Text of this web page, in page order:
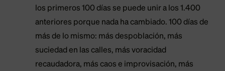
los primeros 100 días se puede unir a los 1.400
anteriores porque nada ha cambiado. 100 días de
más de lo mismo: más despoblación, más
suciedad en las calles, más voracidad
recaudadora, más caos e improvisación, más